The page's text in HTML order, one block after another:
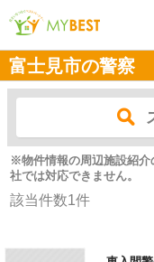
富士見市の警察
※物件情報の周辺施設紹介
社では対応できません。
該当件数1件